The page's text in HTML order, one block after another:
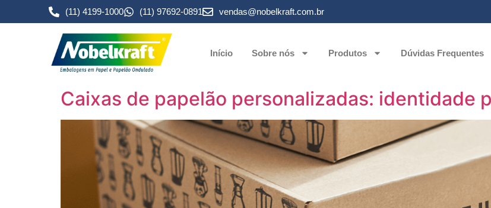
(11) 4199-1000 (11) 97692-0891 vendas@nobelkraft.com.br
Início Sobre nós Produtos Dúvidas Frequentes
Caixas de papelão personalizadas: identidade